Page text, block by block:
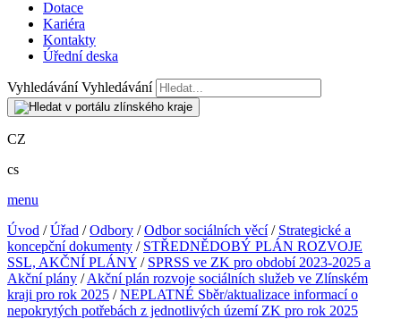
Dotace
Kariéra
Kontakty
Úřední deska
Vyhledávání Vyhledávání
CZ
cs
menu
Úvod /Úřad /Odbory /Odbor sociálních věcí/ Strategické a
koncepční dokumenty / STŘEDNĚDOBÝ PLÁN ROZVOJE
SSL, AKČNÍ PLÁNY / SPRSS ve ZK pro období 2023-2025 a
Akční plány /Akční plán rozvoje sociálních služeb ve Zlínském
kraji pro rok 2025 /NEPLATNÉ Sběr/aktualizace informací o
nepokrytých potřebách z jednotlivých území ZK pro rok 2025